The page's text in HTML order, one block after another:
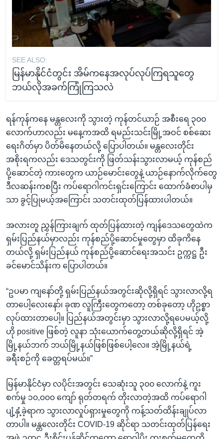
SEE ALSO:
မြန်မာနိုင်ငံတွင်း အိမ်ကနေအလုပ်လုပ်ကြရသူတွေ
ဘယ်လိုအခက်ကြုံကြသလဲ
ရန်ကုန်ကနေ မန္တလေးကို သွားတဲ့ ကုန်တင်ယာဉ် အစီးရေ ၃၀၀
လောက်ဟာလည်း မနေ့ကအထိ ရမည်းသင်းမြို့အဝင် စစ်ဆေး
ရေးဂိတ်မှာ ပိတ်မိနေတယ်လို့ ပြောပါတယ်။ မန္တလေးတိုင်း
အစိုးရကလည်း ဒေသတွင်းကို ဖြတ်သန်းသွားလာမယ့် ကုန်စည်
ပို့ဆောင်တဲ့ ကားတွေက ယာဉ်မောင်းတွေနဲ့ ယာဉ်နောက်လိုက်တွေ
ဒီလဆန်းကစပြီး ကပ်ရောဂါကင်းရှင်းကြောင်း ထောက်ခံစာပါမှ
သာ ခွင့်ပြုမယ့်အကြောင်း သတင်းထုတ်ပြန်ထားပါတယ်။
အလားတူ ညွှန်ကြားချက် ထုတ်ပြန်ထားတဲ့ ကျန်ဒေသတွေထဲက
ရှမ်းပြည်နယ်မှာလည်း ကုန်စည်ပို့ဆောင်မှုတွေမှာ ထိခုကိနေ
တယ်လို့ ရှမ်းပြည်နယ် ကုန်စည်ပို့ဆောင်ရေးအသင်း ဥက္ကဋ္ဌ ဦး
ခင်မောင်သိန်းက ပြောပါတယ်။
“ဥပမာ ကျနော်တို့ ရှမ်းပြည်နယ်အတွင်းဆိုလို့ရှိရင် သွားလာလို့ရ
တာပေါ့လေးနော်၊ ခုဏ လူကြီးတွေကတော့ တစ်ခုတော့ ဟိုဥစ္စာ
လုပ်ထားတာပေါ့။ ပြည်နယ်အတွင်းမှာ သွားလာလို့ရပေမယ့်လို့
ဟို positive ဖြစ်တဲ့ လူနာ သုံးယောက်တွေ့တယ်ဆိုလို့ရှိရင် အဲ့
မြို့နယ်ဘက် ဘယ်မြို့နယ်ဖြစ်ဖြစ်ပေါ့လေ။ အဲ့မြို့နယ်ရဲ့
ခရီးစဉ်ကို ခေတ္တရပ်မယ်။”
မြန်မာနိုင်ငံမှာ လပိုင်းအတွင်း သေဆုံးသူ ၃၀၀ လောက်နဲ့ ကူး
စက်မှု ၁၀,၀၀၀ ကျော် ရုတ်တရက် တိုးလာတဲ့အထိ ကပ်ရောဂါ
ပျံ့နှံ့ခဲ့ရာက သွားလာလှုပ်ရှားမှုတွေကို ကန့်သတ်ထိန်းချုပ်လာ
တာပါ။ မန္တလေးတိုင်း COVID-19 ဆိုင်ရာ သတင်းထုတ်ပြန်ရေး